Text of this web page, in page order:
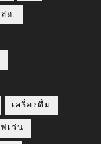
สถ.
เครื่องดื่ม
เว่น